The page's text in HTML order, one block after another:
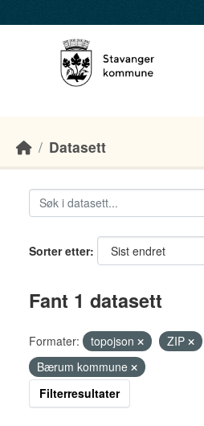
Datasett
Sorter etter
Fant 1 datasett
Formater: topojson ZIP
Bærum kommune
Filterresultater